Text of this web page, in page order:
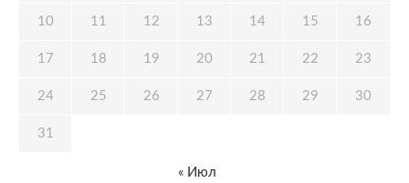
10 11 12 13 14 15 16
17 18 19 20 21 22 23
24 25 26 27 28 29 30
31
« Июл